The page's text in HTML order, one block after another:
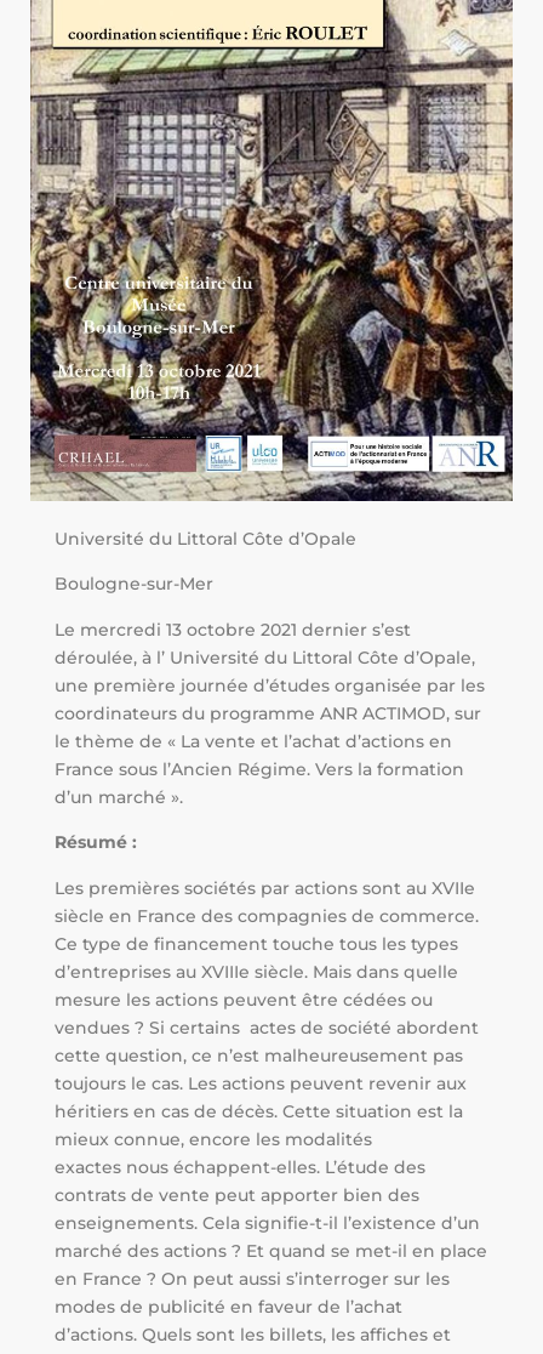
Université du Littoral Côte d’Opale
Boulogne-sur-Mer
Le mercredi 13 octobre 2021 dernier s’est
déroulée, à l’ Université du Littoral Côte d’Opale,
une première journée d’études organisée par les
coordinateurs du programme ANR ACTIMOD, sur
le thème de « La vente et l’achat d’actions en
France sous l’Ancien Régime. Vers la formation
d’un marché ».
Résumé :
Les premières sociétés par actions sont au XVIIe
siècle en France des compagnies de commerce.
Ce type de financement touche tous les types
d’entreprises au XVIIIe siècle. Mais dans quelle
mesure les actions peuvent être cédées ou
vendues ? Si certains actes de société abordent
cette question, ce n’est malheureusement pas
toujours le cas. Les actions peuvent revenir aux
héritiers en cas de décès. Cette situation est la
mieux connue, encore les modalités
exactes nous échappent-elles. L’étude des
contrats de vente peut apporter bien des
enseignements. Cela signifie-t-il l’existence d’un
marché des actions ? Et quand se met-il en place
en France ? On peut aussi s’interroger sur les
modes de publicité en faveur de l’achat
d’actions. Quels sont les billets, les affiches et